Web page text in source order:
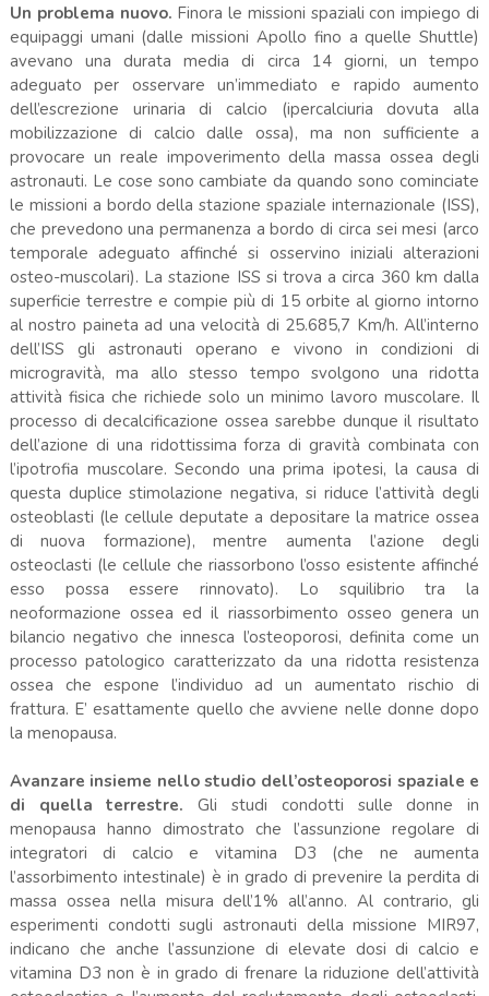
Un problema nuovo. Finora le missioni spaziali con impiego di
equipaggi umani (dalle missioni Apollo fino a quelle Shuttle)
avevano una durata media di circa 14 giorni, un tempo
adeguato per osservare un’immediato e rapido aumento
dell’escrezione urinaria di calcio (ipercalciuria dovuta alla
mobilizzazione di calcio dalle ossa), ma non sufficiente a
provocare un reale impoverimento della massa ossea degli
astronauti. Le cose sono cambiate da quando sono cominciate
le missioni a bordo della stazione spaziale internazionale (ISS),
che prevedono una permanenza a bordo di circa sei mesi (arco
temporale adeguato affinché si osservino iniziali alterazioni
osteo-muscolari). La stazione ISS si trova a circa 360 km dalla
superficie terrestre e compie più di 15 orbite al giorno intorno
al nostro paineta ad una velocità di 25.685,7 Km/h. All’interno
dell’ISS gli astronauti operano e vivono in condizioni di
microgravità, ma allo stesso tempo svolgono una ridotta
attività fisica che richiede solo un minimo lavoro muscolare. Il
processo di decalcificazione ossea sarebbe dunque il risultato
dell’azione di una ridottissima forza di gravità combinata con
l’ipotrofia muscolare. Secondo una prima ipotesi, la causa di
questa duplice stimolazione negativa, si riduce l’attività degli
osteoblasti (le cellule deputate a depositare la matrice ossea
di nuova formazione), mentre aumenta l’azione degli
osteoclasti (le cellule che riassorbono l’osso esistente affinché
esso possa essere rinnovato). Lo squilibrio tra la
neoformazione ossea ed il riassorbimento osseo genera un
bilancio negativo che innesca l’osteoporosi, definita come un
processo patologico caratterizzato da una ridotta resistenza
ossea che espone l’individuo ad un aumentato rischio di
frattura. E’ esattamente quello che avviene nelle donne dopo
la menopausa.
Avanzare insieme nello studio dell’osteoporosi spaziale e
di quella terrestre. Gli studi condotti sulle donne in
menopausa hanno dimostrato che l’assunzione regolare di
integratori di calcio e vitamina D3 (che ne aumenta
l’assorbimento intestinale) è in grado di prevenire la perdita di
massa ossea nella misura dell’1% all’anno. Al contrario, gli
esperimenti condotti sugli astronauti della missione MIR97,
indicano che anche l’assunzione di elevate dosi di calcio e
vitamina D3 non è in grado di frenare la riduzione dell’attività